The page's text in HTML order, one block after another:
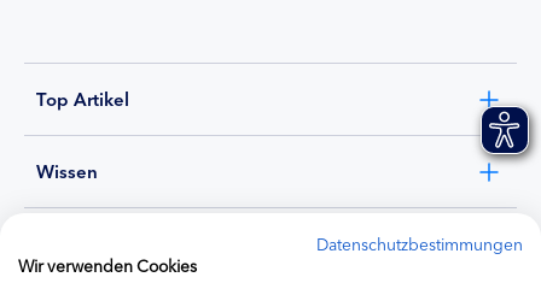
Top Artikel
Wissen
Datenschutzbestimmungen
Wir verwenden Cookies